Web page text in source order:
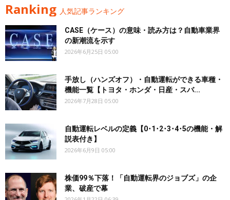
Ranking 人気記事ランキング
CASE（ケース）の意味・読み方は？自動車業界
の新潮流を示す
2026年6月25日 05:00
手放し（ハンズオフ）・自動運転ができる車種・
機能一覧【トヨタ・ホンダ・日産・スバ...
2026年7月28日 05:00
自動運転レベルの定義【0･1･2･3･4･5の機能・解
説表付き】
2026年6月9日 05:00
株価99％下落！「自動運転界のジョブズ」の企
業、破産で幕